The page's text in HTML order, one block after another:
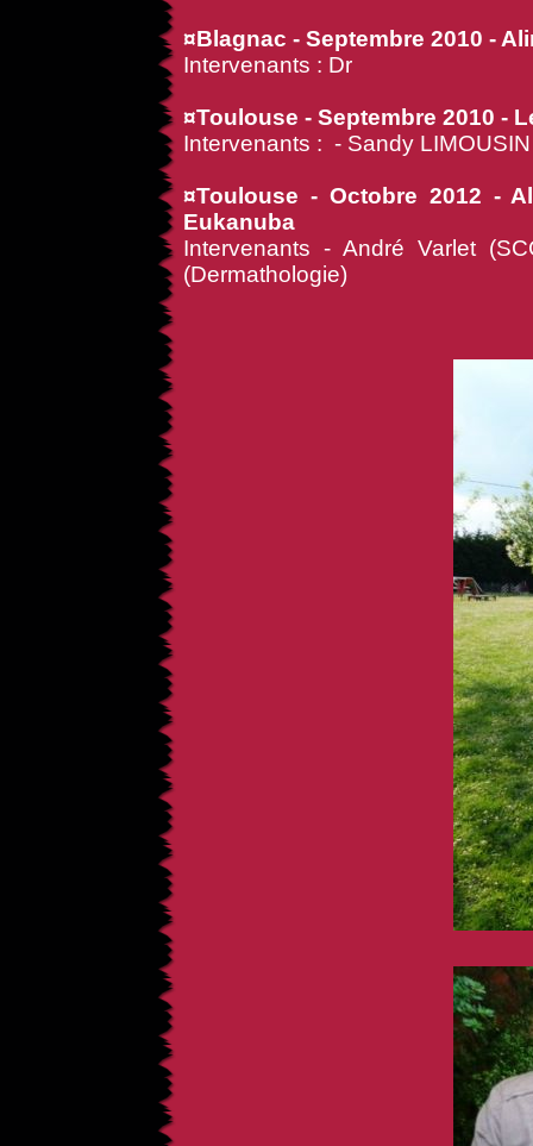
¤Blagnac - Septembre 2010 -
Intervenants : Dr
¤Toulouse - Septembre 2010 -
Intervenants : - Sandy
¤Toulouse - Octobre 2012 -
Eukanuba
Intervenants - André Varlet
(Dermathologie)